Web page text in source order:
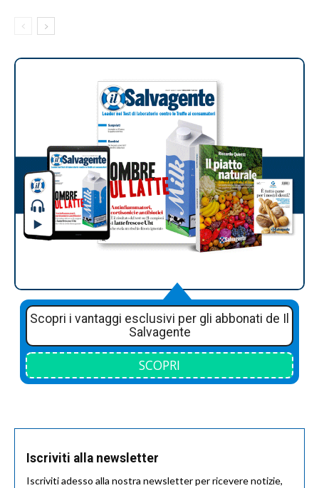
Scopri i vantaggi esclusivi per gli abbonati de Il
Salvagente
SCOPRI
Iscriviti alla newsletter
Iscriviti adesso alla nostra newsletter per ricevere notizie,